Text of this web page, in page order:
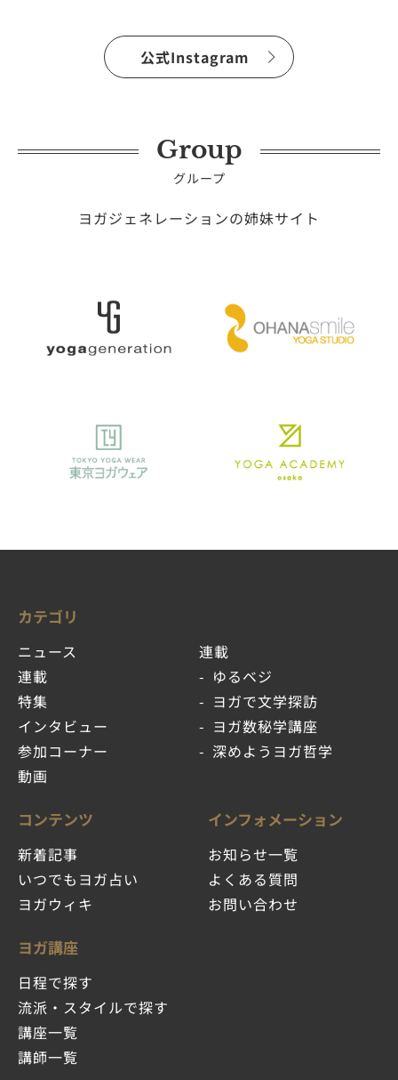
公式Instagram
Group
グループ
ヨガジェネレーションの姉妹サイト
カテゴリ
ニュース
連載
特集
インタビュー
参加コーナー
動画
連載
ゆるベジ
ヨガで文学探訪
ヨガ数秘学講座
深めようヨガ哲学
コンテンツ
新着記事
いつでもヨガ占い
ヨガウィキ
ヨガ講座
日程で探す
流派・スタイルで探す
講座一覧
講師一覧
インフォメーション
お知らせ一覧
よくある質問
お問い合わせ